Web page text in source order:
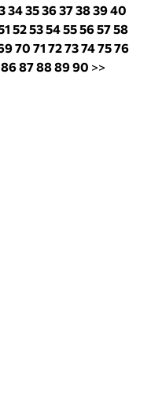
34353637383940
52535455565758
70 71 7273747576
8687888990 >>